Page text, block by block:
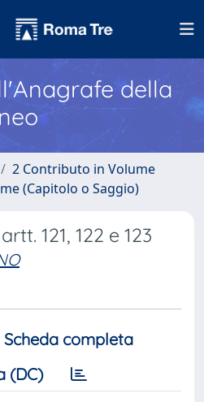
della
2 Contributo in Volume
(Capitolo o Saggio)
121, 122 e 123
Scheda completa
(DC)